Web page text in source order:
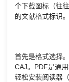
个下载图标（往
的文献格式标识
首先是格式选择
CAJ。PDF是通
轻松安装阅读器